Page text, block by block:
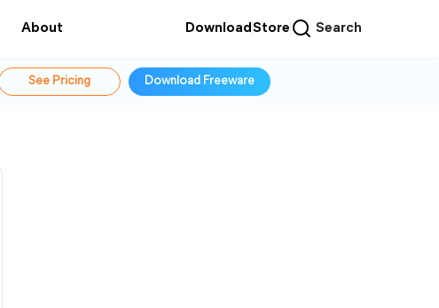
About DownloadStore Search
See Pricing Download Freeware